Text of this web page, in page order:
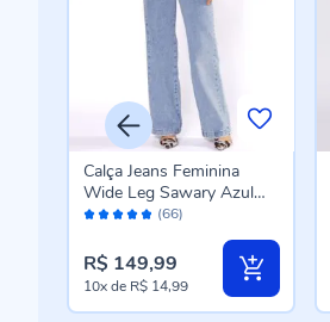
Avaliação: (66)
Calça Jeans Feminina
Wide Leg Sawary Azul
Claro
R$ 149,99
10xde R$ 14,99